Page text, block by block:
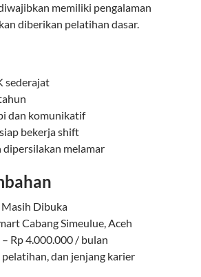
memiliki pengalaman
diberikan pelatihan dasar.
sederajat
dan komunikatif
bekerja shift
dipersilakan melamar
Masih Dibuka
Cabang Simeulue, Aceh
Rp 4.000.000 / bulan
pelatihan, dan jenjang karier